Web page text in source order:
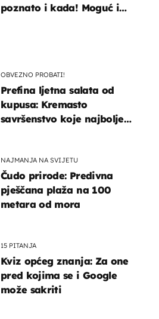
poznato i kada! Moguć i
OBVEZNO PROBATI!
Prefina ljetna salata od
kupusa: Kremasto
savršenstvo koje najbolje
NAJMANJA NA SVIJETU
Čudo prirode: Predivna
pješčana plaža na 100
metara od mora
15 PITANJA
Kviz općeg znanja: Za one
pred kojima se i Google
može sakriti